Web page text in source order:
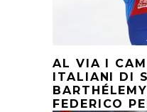
AL VIA I
ITALIANI DI
FEDERICO